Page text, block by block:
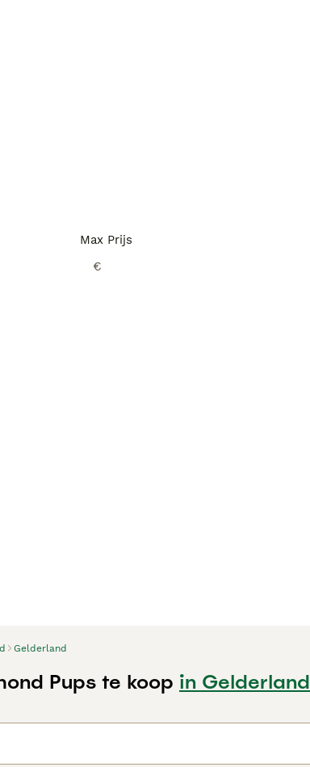
Max Prijs
€
Gelderland
Pups te koop in Gelderland